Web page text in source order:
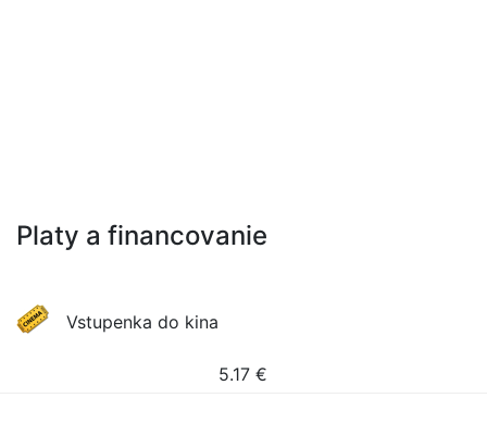
Platy a financovanie
Vstupenka do kina
5.17 €